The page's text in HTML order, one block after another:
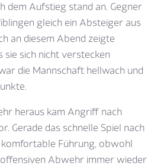
dem Aufstieg stand an. Gegner
gleich ein Absteiger aus
an diesem Abend zeigte
sie sich nicht verstecken
die Mannschaft hellwach und
heraus kam Angriff nach
Gerade das schnelle Spiel nach
Führung, obwohl
Abwehr immer wieder